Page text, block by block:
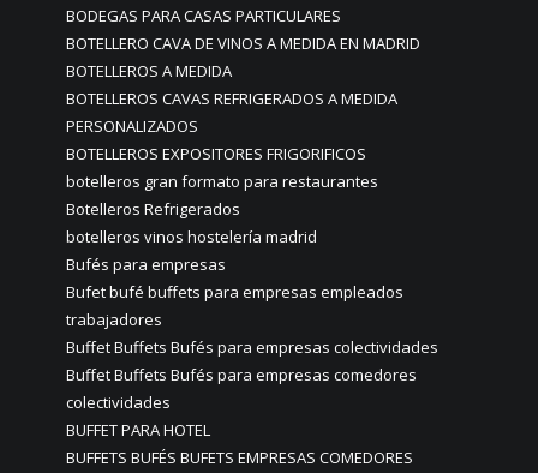
BODEGAS PARA CASAS PARTICULARES
BOTELLERO CAVA DE VINOS A MEDIDA EN MADRID
BOTELLEROS A MEDIDA
BOTELLEROS CAVAS REFRIGERADOS A MEDIDA
PERSONALIZADOS
BOTELLEROS EXPOSITORES FRIGORIFICOS
botelleros gran formato para restaurantes
Botelleros Refrigerados
botelleros vinos hostelería madrid
Bufés para empresas
Bufet bufé buffets para empresas empleados
trabajadores
Buffet Buffets Bufés para empresas colectividades
Buffet Buffets Bufés para empresas comedores
colectividades
BUFFET PARA HOTEL
BUFFETS BUFÉS BUFETS EMPRESAS COMEDORES